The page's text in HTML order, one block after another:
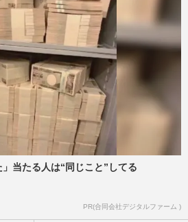
」当たる人は“同じこと”してる
PR(合同会社デジタルファーム )